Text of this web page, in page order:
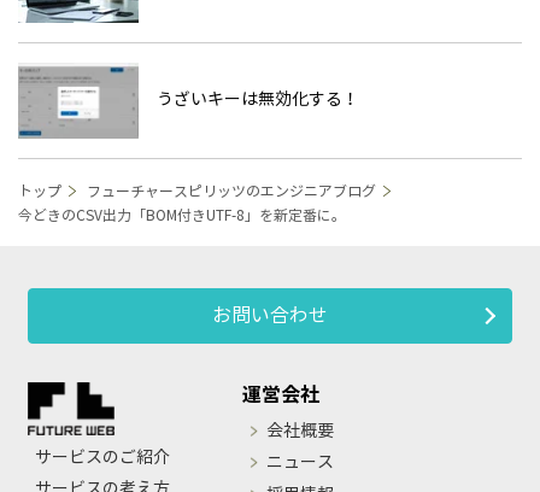
うざいキーは無効化する！
トップ
フューチャースピリッツのエンジニアブログ
今どきのCSV出力「BOM付きUTF-8」を新定番に。
お問い合わせ
サービスのご紹介
運営会社
会社概要
ニュース